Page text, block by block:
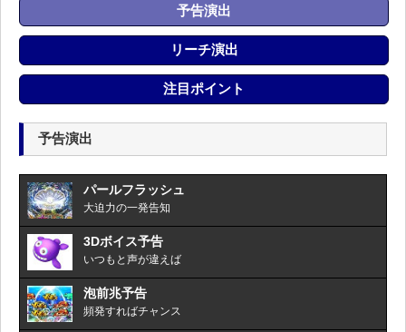
予告演出
リーチ演出
注目ポイント
予告演出
パールフラッシュ
大迫力の一発告知
3Dボイス予告
いつもと声が違えば
泡前兆予告
頻発すればチャンス